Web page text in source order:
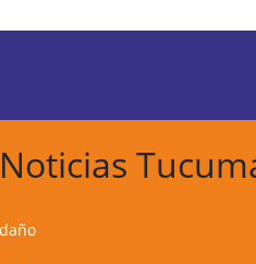
Noticias
daño